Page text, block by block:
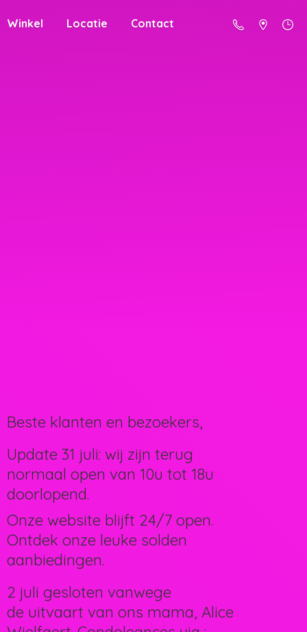
Winkel Locatie Contact
Beste klanten en bezoekers,
Update 31 juli: wij zijn terug
normaal open van 10u tot 18u
doorlopend.
Onze website blijft 24/7 open.
Ontdek onze leuke solden
aanbiedingen.
2 juli gesloten vanwege
de uitvaart van ons mama, Alice